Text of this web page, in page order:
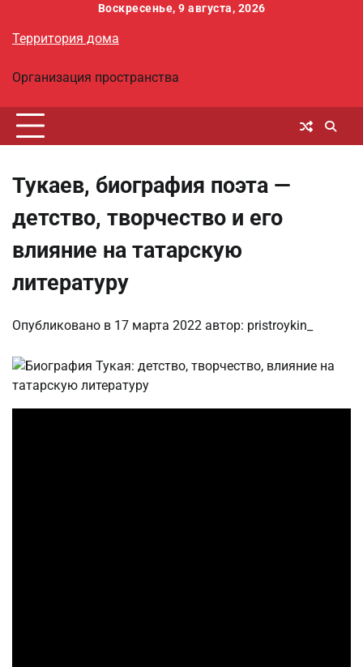
содержимому
Воскресенье, 9 августа, 2026
Территория дома
Организация пространства
Тукаев, биография поэта —
детство, творчество и его
влияние на татарскую
литературу
Опубликовано в 17 марта 2022 автор: pristroykin_